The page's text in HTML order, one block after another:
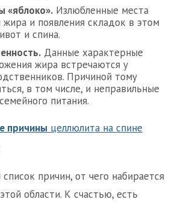
«яблоко». Излюбленные места
жира и появления складок в этом
и спина.
Данные характерные
жира встречаются у
Причиной тому
в том числе, и неправильные
питания.
причины целлюлита на спине
причин, от чего набирается
области. К счастью, есть